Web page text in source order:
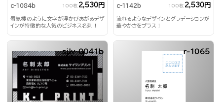
c-1084b 100枚 2,530円
蜃気楼のように文字が浮かびあがるデザ
インが特徴的な人気のビジネス名刺！
c-1142b 100枚 2,530円
流れるようなデザインとグラデーションが
華やかさをプラス！
silv-0041b r-1065